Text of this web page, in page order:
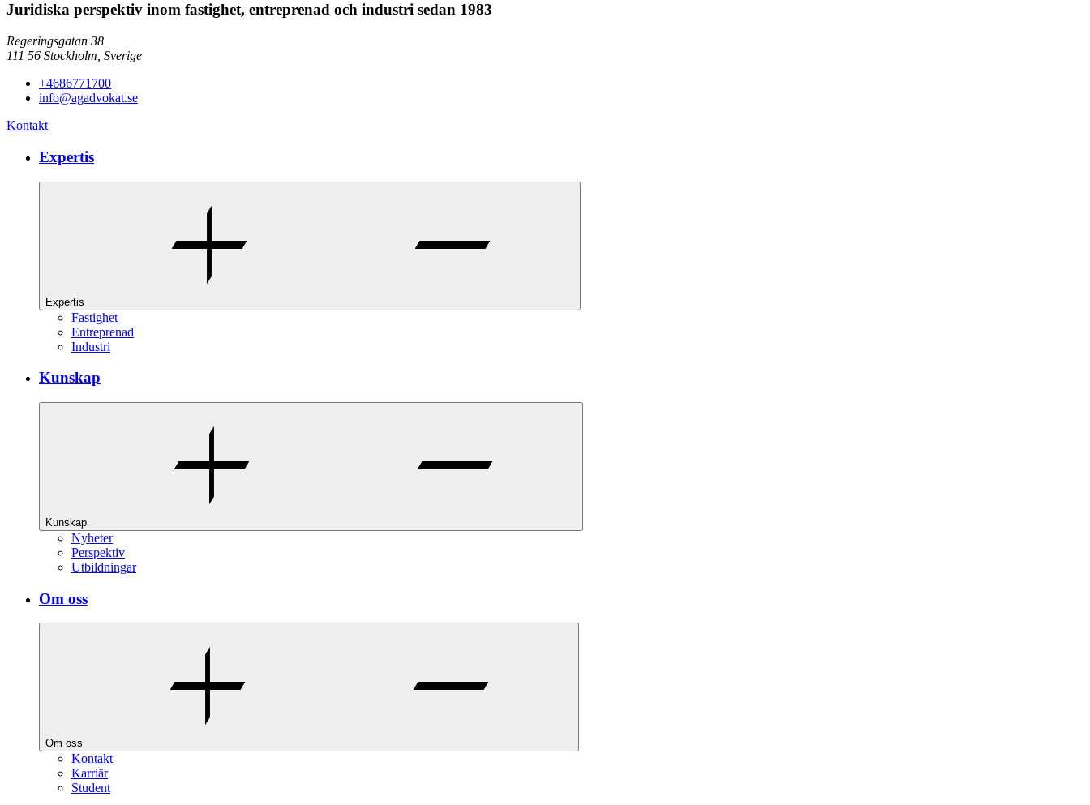
Juridiska perspektiv inom fastighet, entreprenad och industri sedan 1983
Regeringsgatan 38
111 56 Stockholm, Sverige
+4686771700
info@agadvokat.se
Kontakt
Expertis
Expertis
Fastighet
Entreprenad
Industri
Kunskap
Kunskap
Nyheter
Perspektiv
Utbildningar
Om oss
Om oss
Kontakt
Karriär
Student